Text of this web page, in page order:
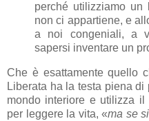
perché utilizziamo un
non ci appartiene, e
a noi congeniali, a
sapersi inventare un
Che è esattamente quello
Liberata ha la testa piena
mondo interiore e utilizza il
per leggere la vita, «ma se